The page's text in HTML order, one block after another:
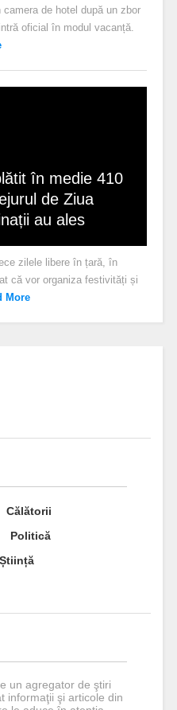
de hotel după un zbor
oficial în modul vacanță.
în medie 410
de Ziua
au ales
zilele libere în țară, în
că vor organiza festivități și
More
Călătorii
Politică
Știință
un agregator de ştiri
informaţii şi articole din